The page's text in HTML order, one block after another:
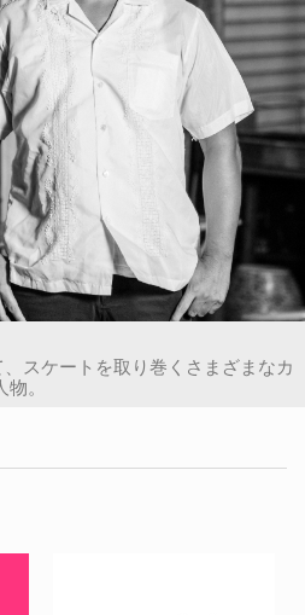
スケートを取り巻くさまざまなカ
。